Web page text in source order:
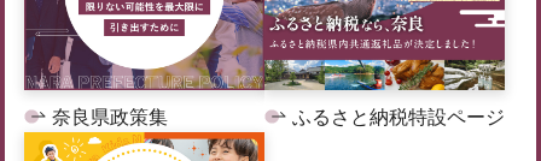
奈良県政策集 ふるさと納税特設ページ